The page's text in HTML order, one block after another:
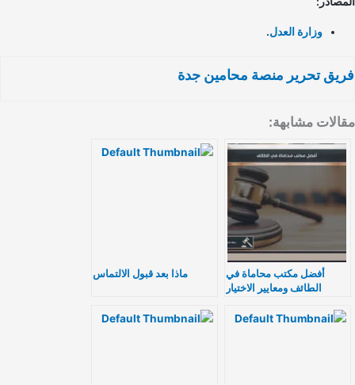
وزارة العدل.
تحرير منصة محامين جدة
مشابهة:
أفضل مكتب محاماة في
الطائف ومعايير الاختيار
ماذا بعد قبول الالتماس